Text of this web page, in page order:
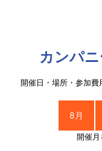
カンパ
開催日・場所・参加
8月
開催月